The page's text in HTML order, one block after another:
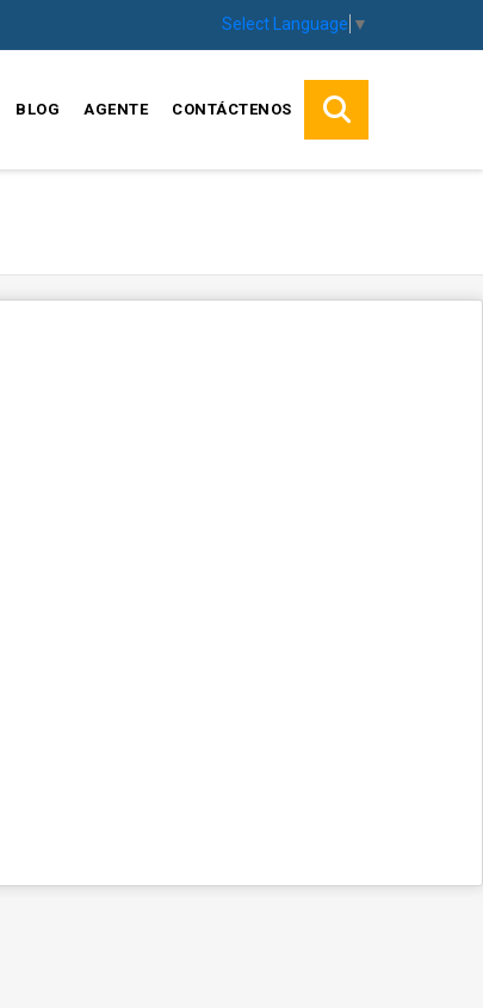
Select Language ▼
BLOG AGENTE CONTÁCTENOS